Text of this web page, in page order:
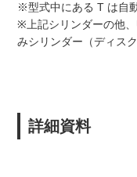
※型式中にある T は自
※上記シリンダーの他
みシリンダー（ディス
詳細資料